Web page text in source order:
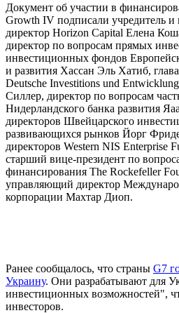
Документ об участии в
Growth IV подписали учредитель
директор Horizon Capital Елена
директор по вопросам прямых
инвестиционных фондов
и развития Хассан Эль Хатиб,
Deutsche Investitions und
Силлер, директор по вопросам
Нидерландского банка развития
директоров Швейцарского
развивающихся рынков Йорг
директоров Western NIS Enterprise
старший вице-президент по
финансирования The Rockefeller
управляющий директор
корпорации Махтар Диоп.
Ранее сообщалось, что страны G7
Украину. Они разрабатывают для
инвестиционных возможностей",
инвесторов.